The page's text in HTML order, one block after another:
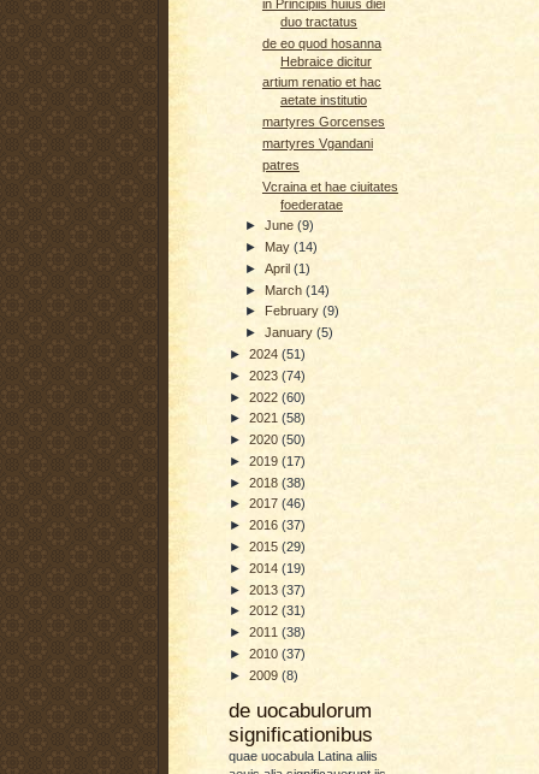
in Principiis huius diei
duo tractatus
de eo quod hosanna
Hebraice dicitur
artium renatio et hac
aetate institutio
martyres Gorcenses
martyres Vgandani
patres
Vcraina et hae ciuitates
foederatae
►June(9)
► May(14)
►April(1)
►March(14)
►
February(9)
►January(5)
► 2024 (51)
► 2023 (74)
► 2022 (60)
► 2021 (58)
► 2020 (50)
► 2019 (17)
► 2018 (38)
► 2017 (46)
► 2016 (37)
► 2015 (29)
► 2014 (19)
► 2013 (37)
► 2012 (31)
► 2011 (38)
► 2010 (37)
► 2009 (8)
de uocabulorum
significationibus
quae uocabula Latina aliis